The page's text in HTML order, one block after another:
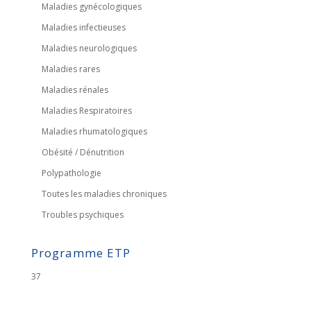
Maladies gynécologiques
Maladies infectieuses
Maladies neurologiques
Maladies rares
Maladies rénales
Maladies Respiratoires
Maladies rhumatologiques
Obésité / Dénutrition
Polypathologie
Toutes les maladies chroniques
Troubles psychiques
Programme ETP
37